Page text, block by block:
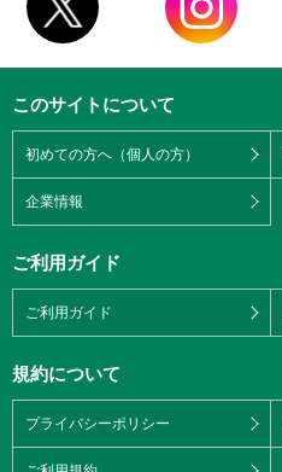
このサイトについて
初めての方へ（個人の方）
企業情報
ご利用ガイド
ご利用ガイド
規約について
プライバシーポリシー